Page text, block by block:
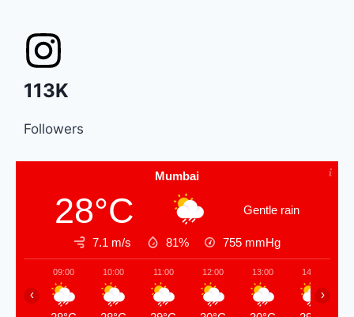
113K
Followers
Mumbai
28°C Gentle rain
7.1 m/s 81% 755 mmHg
09:00 10:00 11:00 12:00 13:00 14:00
‹ ›